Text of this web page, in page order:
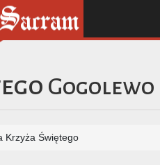
Gogolewo
Krzyża Świętego